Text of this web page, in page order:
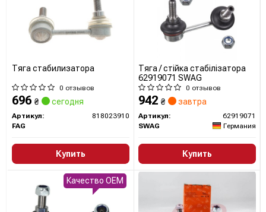
Тяга стабилизатора
0 отзывов
696 ₴ сегодня
Артикул:
818023910
FAG
Купить
Тяга / стійка стабілізатора
62919071 SWAG
0 отзывов
942 ₴ завтра
Артикул:
62919071
SWAG
Германия
Купить
Качество OEM